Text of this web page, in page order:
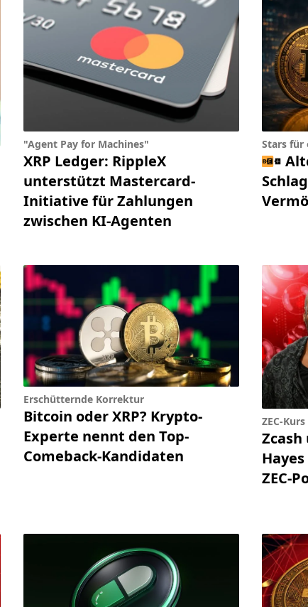
"Agent Pay for Machines"
XRP Ledger: RippleX
unterstützt Mastercard-
Initiative für Zahlungen
zwischen KI-Agenten
Stars für
Erschütternde Korrektur
Bitcoin oder XRP? Krypto-
Experte nennt den Top-
Comeback-Kandidaten
ZEC-
ZEC-